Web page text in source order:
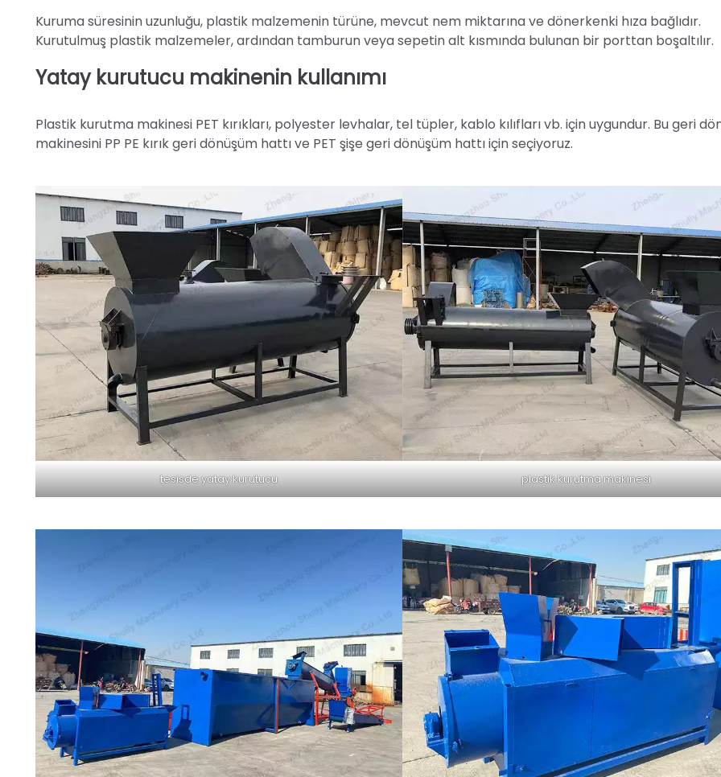
Kuruma süresinin uzunluğu, plastik malzemenin türüne, mevcut nem miktarına ve dönerkenki hıza bağlıdır.
Kurutulmuş plastik malzemeler, ardından tamburun veya sepetin alt kısmında bulunan bir porttan boşaltılır.
Yatay kurutucu makinenin kullanımı
Plastik kurutma makinesi PET kırıkları, polyester levhalar, tel tüpler, kablo kılıfları vb. için uygundur. Bu geri
makinesini PP PE kırık geri dönüşüm hattı ve PET şişe geri dönüşüm hattı için seçiyoruz.
tesisde yatay kurutucu plastik kurutma makinesi